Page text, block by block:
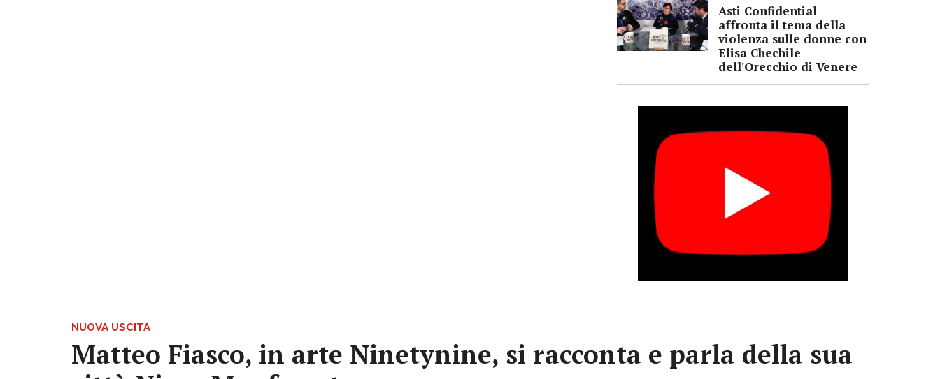
Asti Confidential
affronta il tema della
violenza sulle donne con
Elisa Chechile
dell'Orecchio di Venere
NUOVA USCITA
Matteo Fiasco, in arte Ninetynine, si racconta e parla della sua